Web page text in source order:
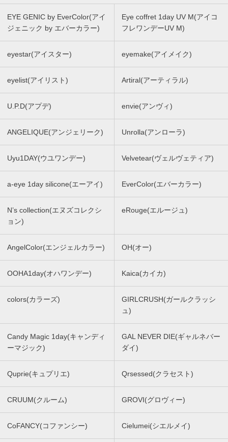
EYE GENIC by EverColor(アイ
ジェニック by エバーカラー)
Eye coffret 1day UV M(アイコ
フレワンデーUV M)
eyestar(アイスター) eyemake(アイメイク)
eyelist(アイリスト) Artiral(アーティラル)
U.P.D(アプデ) envie(アンヴィ)
ANGELIQUE(アンジェリーク) Unrolla(アンローラ)
Uyu1DAY(ウユワンデー) Velvetear(ヴェルヴェティア)
a-eye 1day silicone(エーアイ) EverColor(エバーカラー)
N’s collection(エヌズコレクシ
ョン)
eRouge(エルージュ)
AngelColor(エンジェルカラー) OH(オー)
OOHA1day(オハワンデー) Kaica(カイカ)
colors(カラーズ)
GIRLCRUSH(ガールクラッシ
ュ)
Candy Magic 1day(キャンディ
ーマジック)
GAL NEVER DIE(ギャルネバー
ダイ)
Quprie(キュプリエ) Qrsessed(クラセスト)
CRUUM(クルーム) GROVI(グロヴィー)
CoFANCY(コファンシー) Cielumei(シエルメイ)